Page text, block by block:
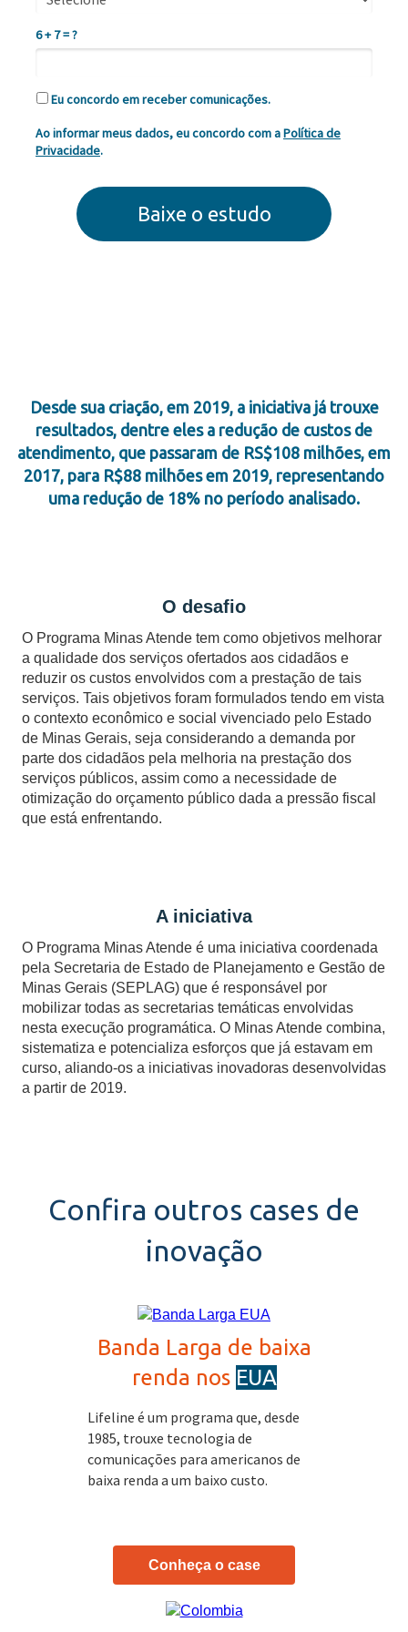
6 + 7 = ?
Eu concordo em receber comunicações.
Ao informar meus dados, eu concordo com aPolítica de
Privacidade.
Baixe o estudo
Desde sua criação, em 2019, a iniciativa já trouxe
resultados, dentre eles a redução de custos de
atendimento, que passaram de RS$108 milhões, em
2017, para R$88 milhões em 2019, representando
uma redução de 18% no período analisado.
O desafio
O Programa Minas Atende tem como objetivos melhorar
a qualidade dos serviços ofertados aos cidadãos e
reduzir os custos envolvidos com a prestação de tais
serviços. Tais objetivos foram formulados tendo em vista
o contexto econômico e social vivenciado pelo Estado
de Minas Gerais, seja considerando a demanda por
parte dos cidadãos pela melhoria na prestação dos
serviços públicos, assim como a necessidade de
otimização do orçamento público dada a pressão fiscal
que está enfrentando.
A iniciativa
O Programa Minas Atende é uma iniciativa coordenada
pela Secretaria de Estado de Planejamento e Gestão de
Minas Gerais (SEPLAG) que é responsável por
mobilizar todas as secretarias temáticas envolvidas
nesta execução programática. O Minas Atende combina,
sistematiza e potencializa esforços que já estavam em
curso, aliando-os a iniciativas inovadoras desenvolvidas
a partir de 2019.
Confira outros cases de
inovação
Banda Larga de baixa
renda nos EUA
Lifeline é um programa que, desde
1985, trouxe tecnologia de
comunicações para americanos de
baixa renda a um baixo custo.
Conheça o case